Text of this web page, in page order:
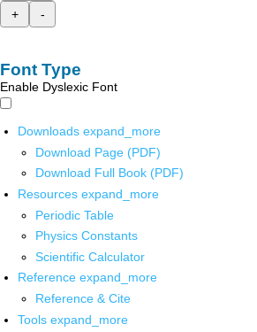
+
-
Font Type
Enable Dyslexic Font
Downloads expand_more
Download Page (PDF)
Download Full Book (PDF)
Resources expand_more
Periodic Table
Physics Constants
Scientific Calculator
Reference expand_more
Reference & Cite
Tools expand_more